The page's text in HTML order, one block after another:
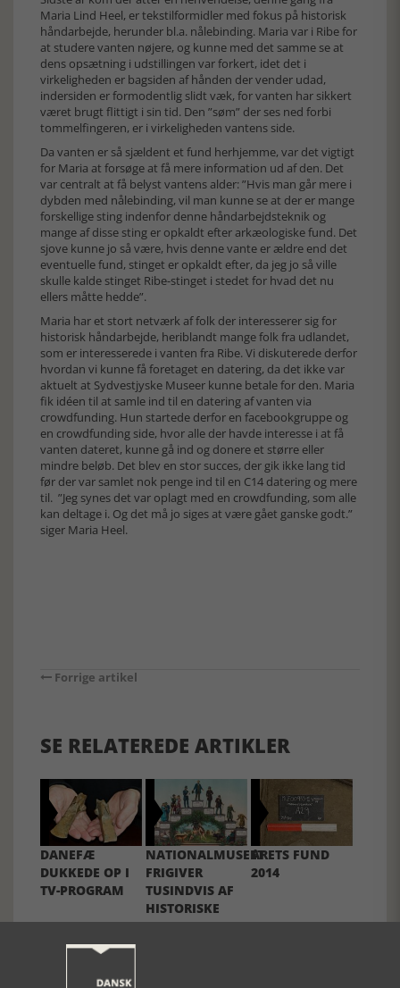
Maria Lind Heel, er tekstilformidler med fokus på historisk
håndarbejde, herunder bl.a. nålebinding. Maria var i Ribe for
at studere vanten nøjere, og kunne med det samme se at
dens opsætning i udstillingen var forkert, idet det i
virkeligheden er bagsiden af hånden der vender udad,
indersiden er formodentlig slidt væk, for vanten har sikkert
været brugt flittigt i sin tid. Den ”søm” der ses ned forbi
tommelfingeren, er i virkeligheden vantens side.
Da vanten er så sjældent et fund herhjemme, var det vigtigt
for Maria at forsøge at få mere information ud af den. Det
var centralt at få belyst vantens alder: ”Hvis man går mere i
dybden med nålebinding, vil man kunne se at der er mange
forskellige sting indenfor denne håndarbejdsteknik og
mange af disse sting er opkaldt efter arkæologiske fund. Det
sjove kunne jo så være, hvis denne vante er ældre end det
eventuelle fund, stinget er opkaldt efter, da jeg jo så ville
skulle kalde stinget Ribe-stinget i stedet for hvad det nu
ellers måtte hedde”.
Maria har et stort netværk af folk der interesserer sig for
historisk håndarbejde, heriblandt mange folk fra udlandet,
som er interesserede i vanten fra Ribe. Vi diskuterede derfor
hvordan vi kunne få foretaget en datering, da det ikke var
aktuelt at Sydvestjyske Museer kunne betale for den. Maria
fik idéen til at samle ind til en datering af vanten via
crowdfunding. Hun startede derfor en facebookgruppe og
en crowdfunding side, hvor alle der havde interesse i at få
vanten dateret, kunne gå ind og donere et større eller
mindre beløb. Det blev en stor succes, der gik ikke lang tid
før der var samlet nok penge ind til en C14 datering og mere
til. ”Jeg synes det var oplagt med en crowdfunding, som alle
kan deltage i. Og det må jo siges at være gået ganske godt.”
siger Maria Heel.
Forrige artikel
SE RELATEREDE ARTIKLER
DANEFÆ
DUKKEDE OP I
TV-PROGRAM
NATIONALMUSEET
FRIGIVER
TUSINDVIS AF
HISTORISKE
FOTOS
ÅRETS FUND
2014